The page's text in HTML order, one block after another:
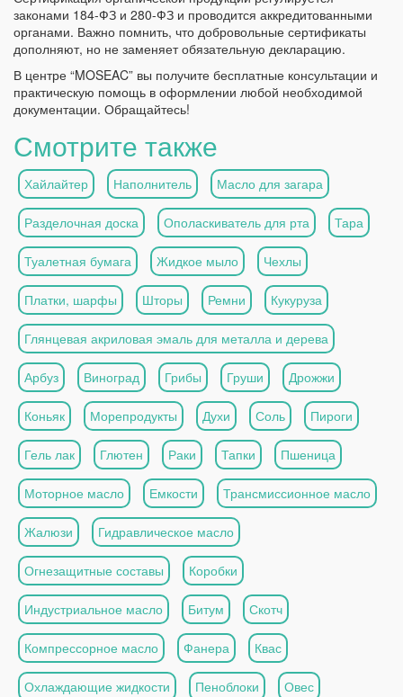
законами 184-ФЗ и 280-ФЗ и проводится аккредитованными
органами. Важно помнить, что добровольные сертификаты
дополняют, но не заменяет обязательную декларацию.
В центре “MOSEAC” вы получите бесплатные консультации и
практическую помощь в оформлении любой необходимой
документации. Обращайтесь!
Смотрите также
Хайлайтер Наполнитель Масло для загара
Разделочная доска Ополаскиватель для рта Тара
Туалетная бумага Жидкое мыло Чехлы
Платки, шарфы Шторы Ремни Кукуруза
Глянцевая акриловая эмаль для металла и дерева
Арбуз Виноград Грибы Груши Дрожжи
Коньяк Морепродукты Духи Соль Пироги
Гель лак Глютен Раки Тапки Пшеница
Моторное масло Емкости Трансмиссионное масло
Жалюзи Гидравлическое масло
Огнезащитные составы Коробки
Индустриальное масло Битум Скотч
Компрессорное масло Фанера Квас
Охлаждающие жидкости Пеноблоки Овес